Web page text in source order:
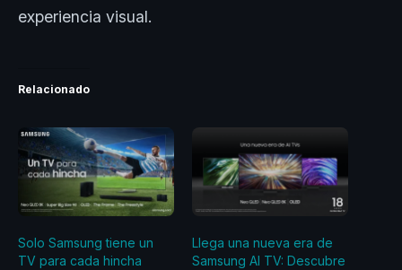
experiencia visual.
Relacionado
Solo Samsung tiene un
TV para cada hincha
Llega una nueva era de
Samsung AI TV: Descubre